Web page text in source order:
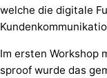
welche die digitale
Im ersten Workshop
sproof wurde das